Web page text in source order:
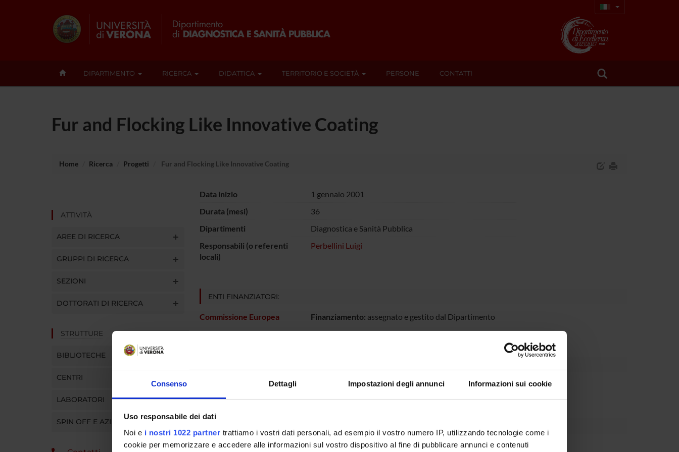
Consenso Dettagli Impostazioni degli annunci Informazioni sui cookie
Uso responsabile dei dati
Noi e i nostri 1022 partner trattiamo i vostri dati personali, ad esempio il vostro numero IP, utilizzando tecnologie come i
cookie per memorizzare e accedere alle informazioni sul vostro dispositivo al fine di pubblicare annunci e contenuti
DIPARTIMENTO RICERCA DIDATTICA TERRITORIO E SOCIETÀ PERSONE CONTATTI
Fur and Flocking Like Innovative Coating
Home Ricerca Progetti Fur and Flocking Like Innovative Coating
ATTIVITÀ
AREE DI RICERCA
GRUPPI DI RICERCA
SEZIONI
DOTTORATI DI RICERCA
STRUTTURE
BIBLIOTECHE
CENTRI
LABORATORI
SPIN OFF E AZIENDE
Data inizio
1 gennaio 2001
Durata (mesi)
36
Dipartimenti
Diagnostica e Sanità Pubblica
Responsabili (o referenti
locali)
Perbellini Luigi
ENTI FINANZIATORI:
Commissione Europea Finanziamento: assegnato e gestito dal Dipartimento
Alessia Caprini Università di Verona